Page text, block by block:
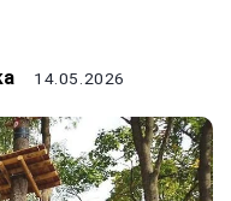
14.05.2026